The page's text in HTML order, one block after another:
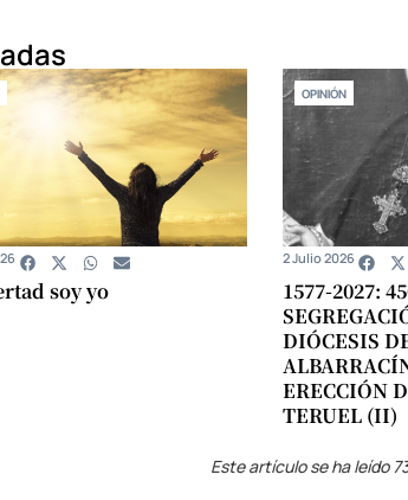
soy yo
OPINIÓN
1577-2027:
DIÓCESIS
ERECCIÓN
TERUEL (II)
2 Julio 2026
Este artículo se ha leído